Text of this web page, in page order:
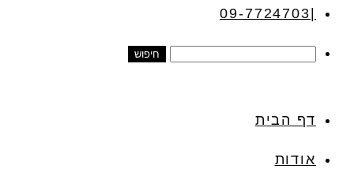
09-7724703
דף הבית
אודות